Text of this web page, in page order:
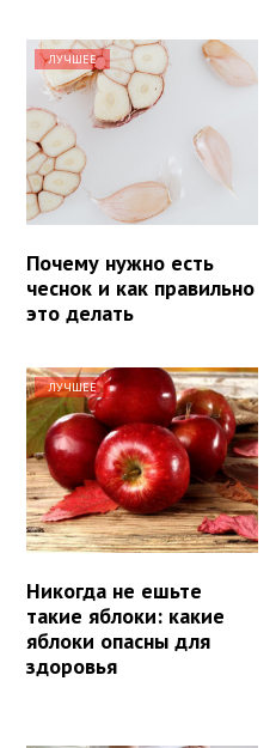
ЛУЧШЕЕ
Почему нужно есть
чеснок и как правильно
это делать
ЛУЧШЕЕ
Никогда не ешьте
такие яблоки: какие
яблоки опасны для
здоровья